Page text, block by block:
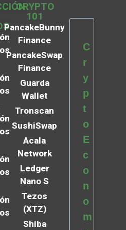
CRYPTO
101
PancakeBunny
Finance
PancakeSwap
Finance
Guarda
Wallet
Tronscan
SushiSwap
Acala
Network
Ledger
Nano S
Tezos
(XTZ)
Shiba
C
r
y
p
t
o
E
c
o
n
o
m